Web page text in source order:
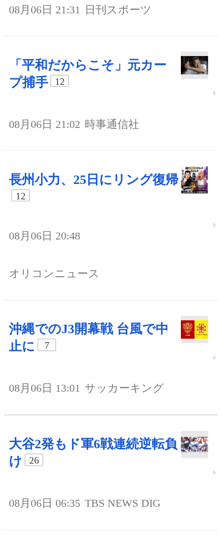
08月06日 21:31 日刊スポーツ
「平和だからこそ」元カー
プ捕手
12
08月06日 21:02 時事通信社
長州小力、25日にリング復帰
12
08月06日 20:48
オリコンニュース
沖縄でのJ3開幕戦 台風で中
止に
7
08月06日 13:01 サッカーキング
大谷2発もド軍6戦連続逆転負
け
26
08月06日 06:35 TBS NEWS DIG